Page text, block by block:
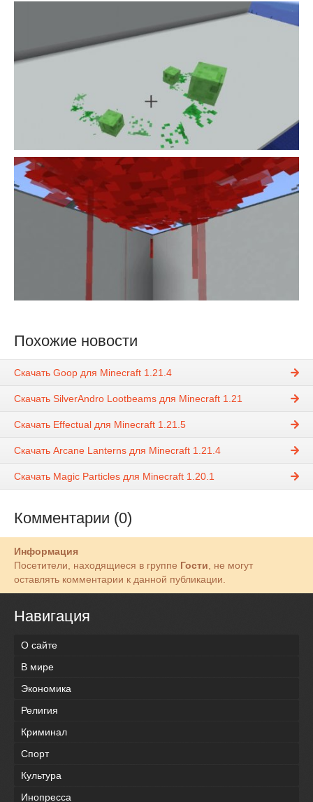
Похожие новости
Скачать Goop для Minecraft 1.21.4
Скачать SilverAndro Lootbeams для Minecraft 1.21
Скачать Effectual для Minecraft 1.21.5
Скачать Arcane Lanterns для Minecraft 1.21.4
Скачать Magic Particles для Minecraft 1.20.1
Комментарии (0)
Информация
Посетители, находящиеся в группе Гости , не могут
оставлять комментарии к данной публикации.
Навигация
О сайте
В мире
Экономика
Религия
Криминал
Спорт
Культура
Инопресса